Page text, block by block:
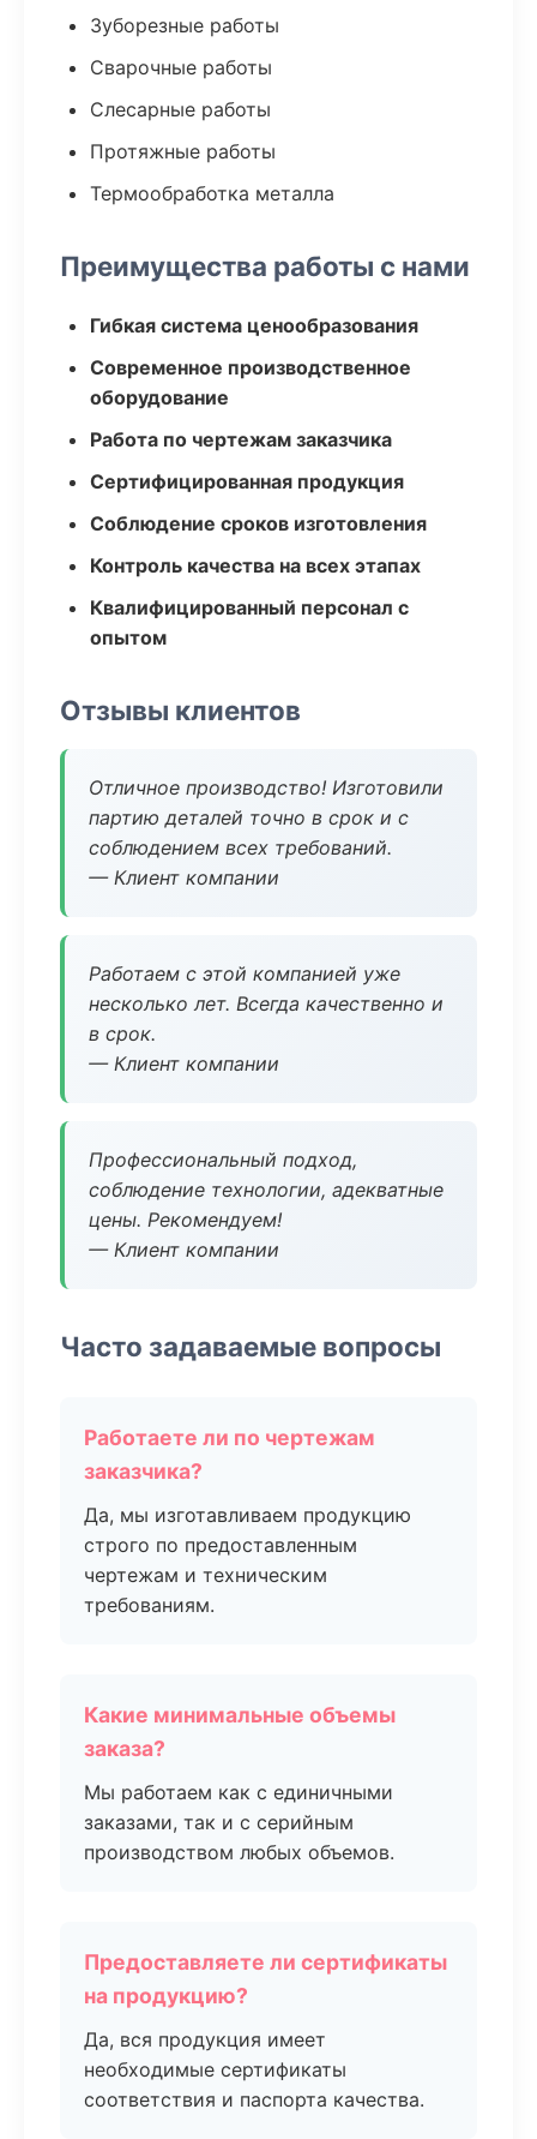
Зуборезные работы
Сварочные работы
Слесарные работы
Протяжные работы
Термообработка металла
Преимущества работы с нами
Гибкая система ценообразования
Современное производственное
оборудование
Работа по чертежам заказчика
Сертифицированная продукция
Соблюдение сроков изготовления
Контроль качества на всех этапах
Квалифицированный персонал с
опытом
Отзывы клиентов
Отличное производство! Изготовили
партию деталей точно в срок и с
соблюдением всех требований.
— Клиент компании
Работаем с этой компанией уже
несколько лет. Всегда качественно и
в срок.
— Клиент компании
Профессиональный подход,
соблюдение технологии, адекватные
цены. Рекомендуем!
— Клиент компании
Часто задаваемые вопросы
Работаете ли по чертежам
заказчика?
Да, мы изготавливаем продукцию
строго по предоставленным
чертежам и техническим
требованиям.
Какие минимальные объемы
заказа?
Мы работаем как с единичными
заказами, так и с серийным
производством любых объемов.
Предоставляете ли сертификаты
на продукцию?
Да, вся продукция имеет
необходимые сертификаты
соответствия и паспорта качества.